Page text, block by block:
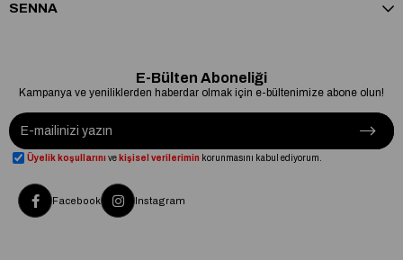
SENNA
E-Bülten Aboneliği
Kampanya ve yeniliklerden haberdar olmak için e-bültenimize abone olun!
Üyelik koşullarını ve kişisel verilerimin korunmasını kabul ediyorum.
Facebook Instagram